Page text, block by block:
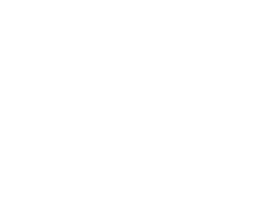
beğenmişsinizdir ve daha